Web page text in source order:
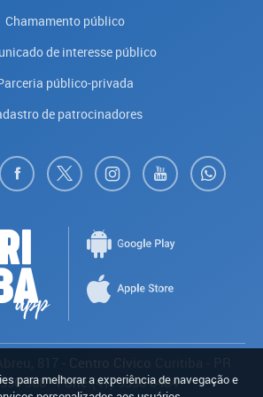
Chamamento público
de interesse público
público-privada
de patrocinadores
- Centro Cívico -
908- Fone:(41) 3350-8484
para melhorar a experiência de navegação e